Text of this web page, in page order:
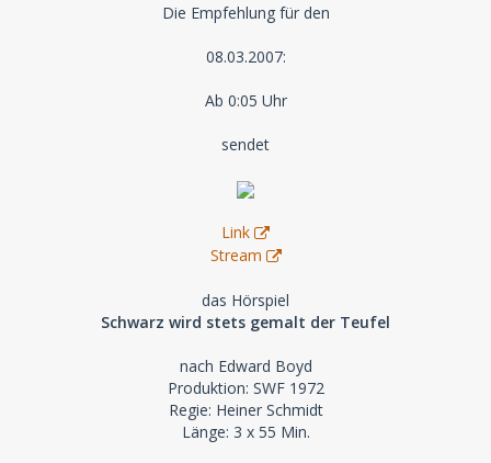
Die Empfehlung für den
08.03.2007:
Ab 0:05 Uhr
sendet
Link
Stream
das Hörspiel
Schwarz wird stets gemalt der Teufel
nach Edward Boyd
Produktion: SWF 1972
Regie: Heiner Schmidt
Länge: 3 x 55 Min.